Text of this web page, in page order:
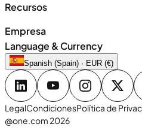
Recursos
Empresa
Language & Currency
Spanish (Spain) · EUR (€)
LegalCondicionesPolítica de
@one.com 2026